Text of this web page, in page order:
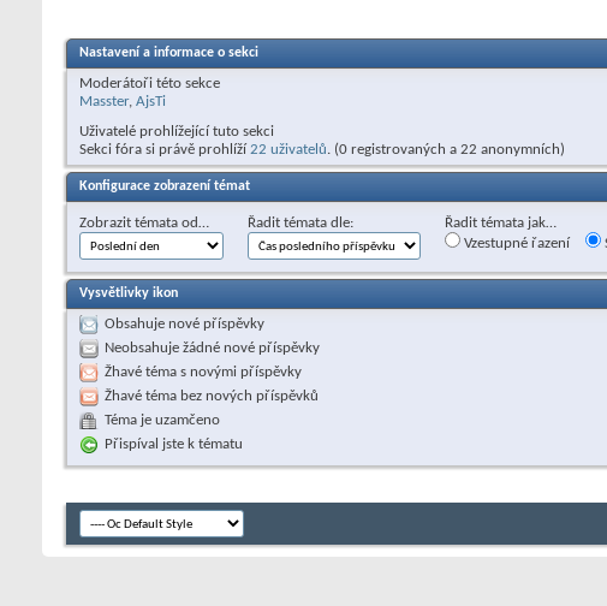
Nastavení a informace o sekci
Moderátoři této sekce
Masster, AjsTi
Uživatelé prohlížející tuto sekci
Sekci fóra si právě prohlíží22 uživatelů. (0 registrovaných a 22 anonymních)
Konfigurace zobrazení témat
Zobrazit témata od… Řadit témata dle:
Řadit témata jak…
Vzestupné řazení
Vysvětlivky ikon
Obsahuje nové příspěvky
Neobsahuje žádné nové příspěvky
Žhavé téma s novými příspěvky
Žhavé téma bez nových příspěvků
Téma je uzamčeno
Přispíval jste k tématu